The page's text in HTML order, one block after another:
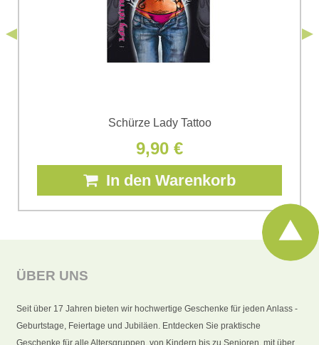
Schürze Lady Tattoo
9,90 €
In den Warenkorb
ÜBER UNS
Seit über 17 Jahren bieten wir hochwertige Geschenke für jeden Anlass -
Geburtstage, Feiertage und Jubiläen. Entdecken Sie praktische
Geschenke für alle Altersgruppen, von Kindern bis zu Senioren, mit über